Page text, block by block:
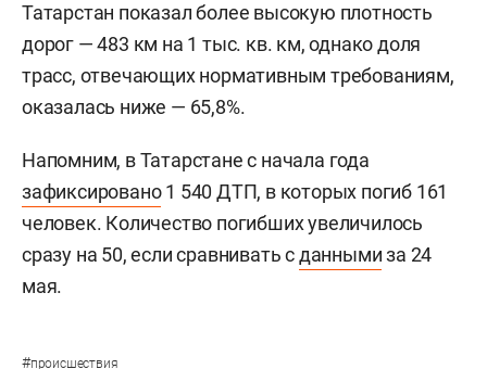
Татарстан показал более высокую плотность
дорог — 483 км на 1 тыс. кв. км, однако доля
трасс, отвечающих нормативным требованиям,
оказалась ниже — 65,8%.
Напомним, в Татарстане с начала года
зафиксировано1 540 ДТП, в которых погиб 161
человек. Количество погибших увеличилось
сразу на 50, если сравнивать сданнымиза 24
мая.
#происшествия